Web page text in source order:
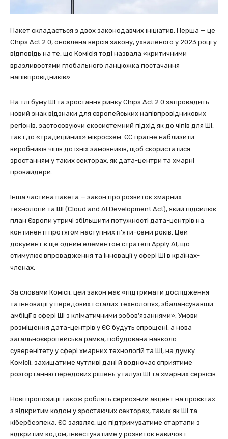
Пакет складається з двох законодавчих ініціатив. Перша — це
Chips Act 2.0, оновлена версія закону, ухваленого у 2023 році у
відповідь на те, що Комісія тоді назвала «критичними
вразливостями глобального ланцюжка постачання
напівпровідників».
На тлі буму ШІ та зростання ринку Chips Act 2.0 запровадить
новий знак відзнаки для європейських напівпровідникових
регіонів, застосовуючи екосистемний підхід як до чіпів для ШІ,
так і до «традиційних» мікросхем. ЄС прагне наблизити
виробників чіпів до їхніх замовників, щоб скористатися
зростанням у таких секторах, як дата-центри та хмарні
провайдери.
Інша частина пакета — закон про розвиток хмарних
технологій та ШІ (Cloud and AI Development Act), який підсилює
план Європи утричі збільшити потужності дата-центрів на
континенті протягом наступних п’яти–семи років. Цей
документ є ще одним елементом стратегії Apply AI, що
стимулює впровадження та інновації у сфері ШІ в країнах-
членах.
За словами Комісії, цей закон має «підтримати дослідження
та інновації у передових і сталих технологіях, збалансувавши
амбіції в сфері ШІ з кліматичними зобов’язаннями». Умови
розміщення дата-центрів у ЄС будуть спрощені, а нова
загальноєвропейська рамка, побудована навколо
суверенітету у сфері хмарних технологій та ШІ, на думку
Комісії, захищатиме чутливі дані й водночас сприятиме
розгортанню передових рішень у галузі ШІ та хмарних сервісів.
Нові пропозиції також роблять серйозний акцент на проєктах
з відкритим кодом у зростаючих секторах, таких як ШІ та
кібербезпека. ЄС заявляє, що підтримуватиме стартапи з
відкритим кодом, інвестуватиме у розвиток навичок і